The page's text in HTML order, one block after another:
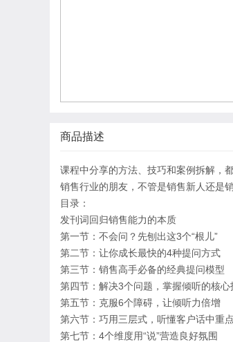
商品描述
课程中分享的方法、技巧和案例拆解，
销售行业的朋友，不管是销售新人还是
目录：
发刊词回归销售能力的本质
第一节：不会问？先刨出这3个“根儿”
第二节：让你成长最快的4种提问方式
第三节：销售高手必备的经典提问模型
第四节：解决3个问题，掌握倾听的核心
第五节：克服6个障碍，让倾听力倍增
第六节：巧用三层式，听懂客户话中重点
第七节：4个维度用“说”营造良好氛围